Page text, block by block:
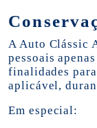
A Auto Clássic
pessoais
finalidades
aplicável,
Em especial: